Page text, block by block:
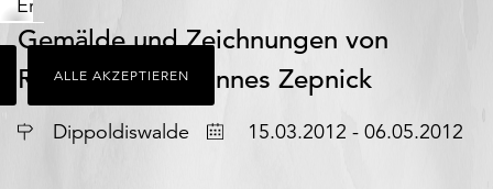
zu
bieten.
Dazu
zählen
Cookies,
ALLE AKZEPTIEREN
Gemälde und Zeichnungen von
Regina und Johannes Zepnick
Ort Dippoldiswalde Datum15.03.2012 - 06.05.2012